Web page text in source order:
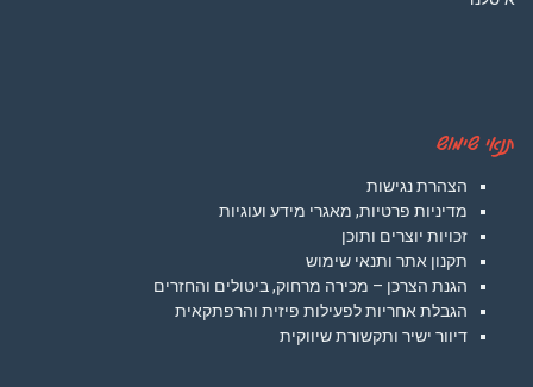
תנאי שימוש
הצהרת נגישות
מדיניות פרטיות, מאגרי מידע ועוגיות
זכויות יוצרים ותוכן
תקנון אתר ותנאי שימוש
הגנת הצרכן – מכירה מרחוק, ביטולים והחזרים
הגבלת אחריות לפעילות פיזית והרפתקאית
דיוור ישיר ותקשורת שיווקית